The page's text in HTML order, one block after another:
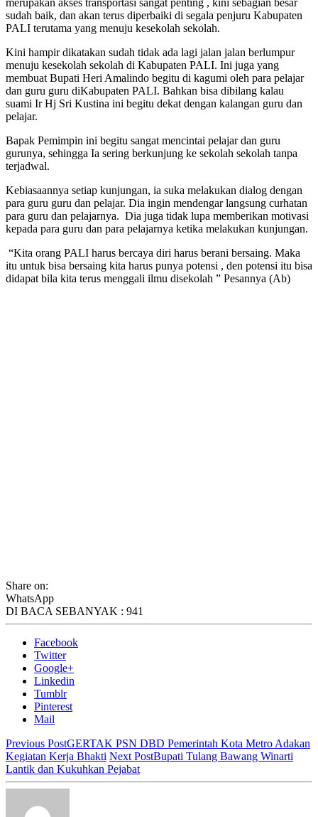
sudah baik, dan akan terus diperbaiki di segala penjuru Kabupaten
PALI terutama yang menuju kesekolah sekolah.
Kini hampir dikatakan sudah tidak ada lagi jalan jalan berlumpur
menuju kesekolah sekolah di Kabupaten PALI. Ini juga yang
membuat Bupati Heri Amalindo begitu di kagumi oleh para pelajar
dan guru guru diKabupaten PALI. Bahkan bisa dibilang kalau
suami Ir Hj Sri Kustina ini begitu dekat dengan kalangan guru dan
pelajar.
Bapak Pemimpin ini begitu sangat mencintai pelajar dan guru
gurunya, sehingga Ia sering berkunjung ke sekolah sekolah tanpa
terjadwal.
Kebiasaannya setiap kunjungan, ia suka melakukan dialog dengan
para guru guru dan pelajar. Dia ingin mendengar langsung curhatan
para guru dan pelajarnya. Dia juga tidak lupa memberikan motivasi
kepada para guru dan para pelajarnya ketika melakukan kunjungan.
“Kita orang PALI harus bercaya diri harus berani bersaing. Maka
itu untuk bisa bersaing kita harus punya potensi , den potensi itu bisa
didapat bila kita terus menggali ilmu disekolah ” Pesannya (Ab)
Share on:
WhatsApp
DI BACA SEBANYAK : 941
Facebook
Twitter
Google+
Linkedin
Tumblr
Pinterest
Mail
Previous PostGERTAK PSN DBD Pemerintah Kota Metro Adakan
Kegiatan Kerja Bhakti Next PostBupati Tulang Bawang Winarti
Lantik dan Kukuhkan Pejabat